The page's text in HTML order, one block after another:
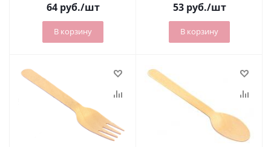
64руб./шт
В корзину
53руб./шт
В корзину